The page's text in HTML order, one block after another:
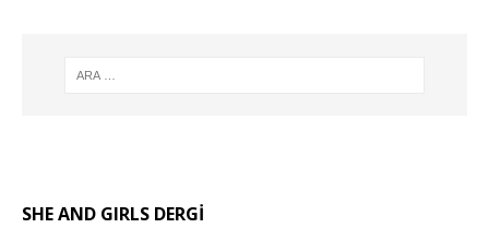
SHE AND GIRLS DERGİ